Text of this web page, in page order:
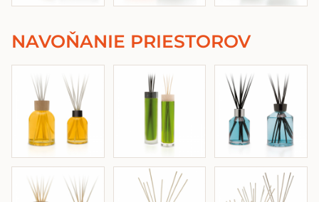
NAVOŇANIE PRIESTOROV